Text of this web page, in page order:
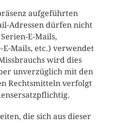
aufgeführten
Adressen dürfen nicht
E-Mails,
Mails, etc.) verwendet
wird dies
unverzüglich mit den
Rechtsmitteln verfolgt
die sich aus dieser